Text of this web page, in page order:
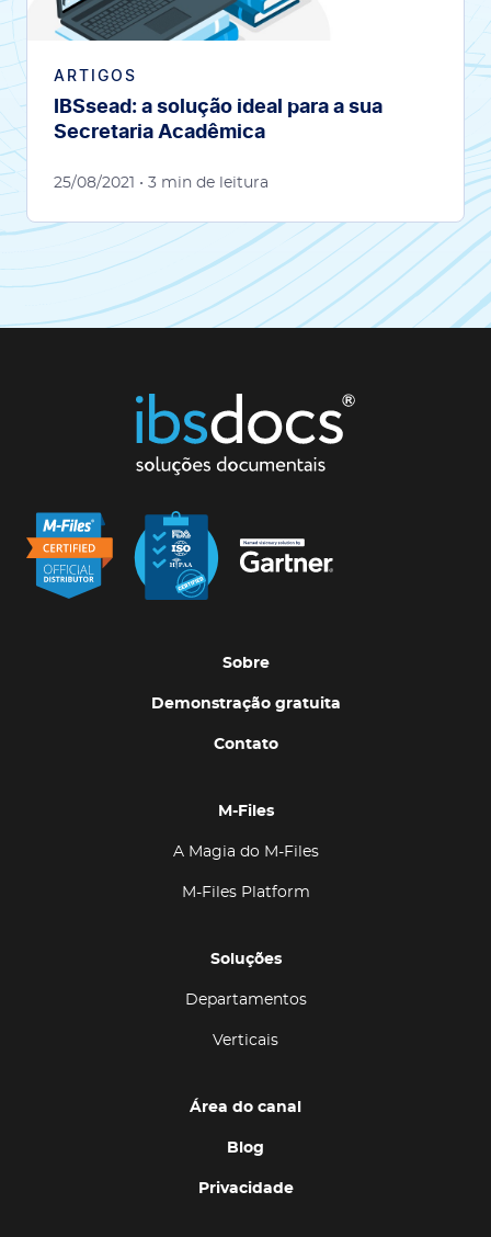
ARTIGOS
IBSsead: a solução ideal para a sua
Secretaria Acadêmica
25/08/2021 • 3 min de leitura
Sobre
Demonstração gratuita
Contato
M-Files
A Magia do M-Files
M-Files Platform
Soluções
Departamentos
Verticais
Área do canal
Blog
Privacidade